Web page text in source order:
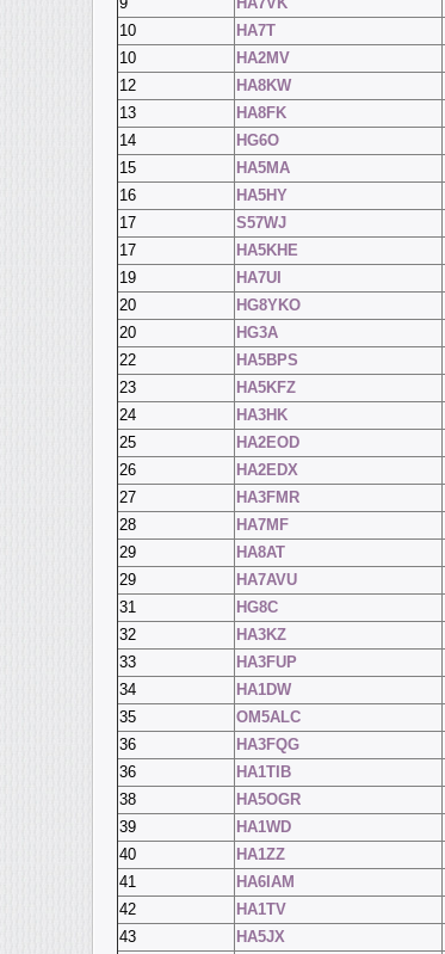
10
HA7T
10
HA2MV
12
HA8KW
13
HA8FK
14
HG6O
15
HA5MA
16
HA5HY
17
S57WJ
17
HA5KHE
19
HA7UI
20
HG8YKO
20
HG3A
22
HA5BPS
23
HA5KFZ
24
HA3HK
25
HA2EOD
26
HA2EDX
27
HA3FMR
28
HA7MF
29
HA8AT
29
HA7AVU
31
HG8C
32
HA3KZ
33
HA3FUP
34
HA1DW
35
OM5ALC
36
HA3FQG
36
HA1TIB
38
HA5OGR
39
HA1WD
40
HA1ZZ
41
HA6IAM
42
HA1TV
43
HA5JX